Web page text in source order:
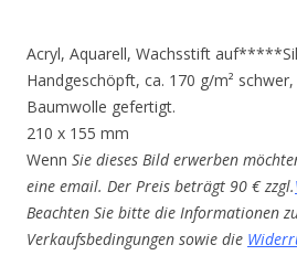
Acryl, Aquarell, Wachsstift
Handgeschöpft, ca. 170 g/m²
Baumwolle gefertigt.
210 x 155 mm
Wenn Sie dieses Bild erwerben
eine email. Der Preis beträgt 90 € zzgl.
Beachten Sie bitte die Informationen
Verkaufsbedingungen sowie die